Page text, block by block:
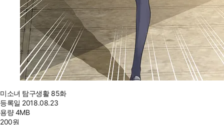
미소녀 탐구생활 85화
등록일 2018.08.23
용량4MB
200원